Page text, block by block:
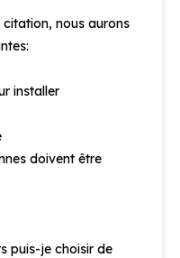
citation, nous aurons
installer
doivent être
puis-je choisir de